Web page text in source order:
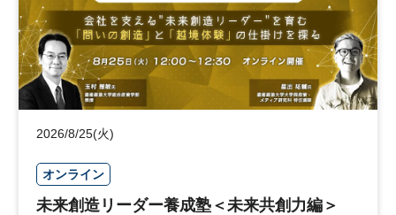
2026/8/25(火)
オンライン
未来創造リーダー養成塾＜未来共創力編＞